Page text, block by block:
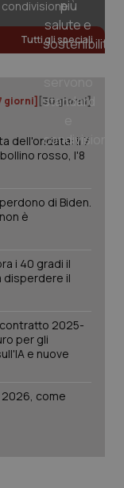
Tutti gli speciali
giorni] [30 giorni]
dell'ondata: il 7
rosso, l'8
di Biden.
è
i 40 gradi il
disperdere il
2025-
per gli
e nuove
come
5